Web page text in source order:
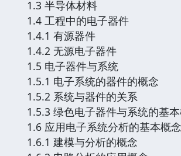
1.3 半导体材料
1.4 工程中的电子器件
1.4.1 有源器件
1.4.2 无源电子器件
1.5 电子器件与系统
1.5.1 电子系统的器件的概念
1.5.2 系统与器件的关系
1.5.3 绿色电子器件与系统的基
1.6 应用电子系统分析的基本概念
1.6.1 建模与分析的概念